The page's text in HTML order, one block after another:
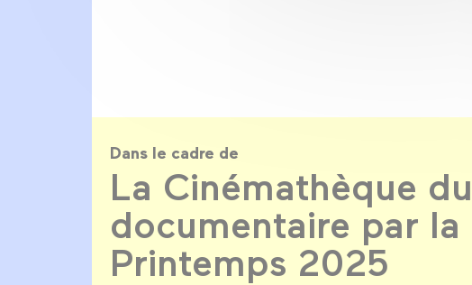
Dans le cadre de
La Cinémathèque du
documentaire par la
Printemps 2025